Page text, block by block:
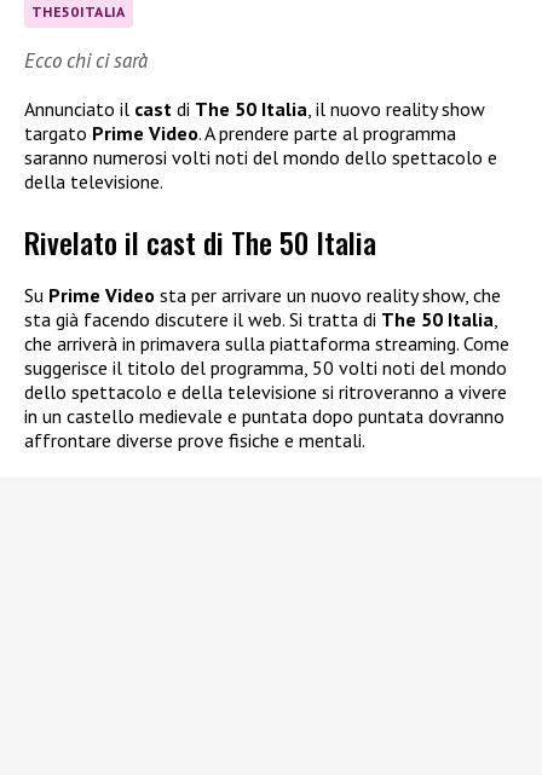
THE50ITALIA
Ecco chi ci sarà
Annunciato il cast di The 50 Italia , il nuovo reality show
targato Prime Video. A prendere parte al programma
saranno numerosi volti noti del mondo dello spettacolo e
della televisione.
Rivelato il cast di The 50 Italia
Su Prime Video sta per arrivare un nuovo reality show, che
sta già facendo discutere il web. Si tratta di The 50 Italia,
che arriverà in primavera sulla piattaforma streaming. Come
suggerisce il titolo del programma, 50 volti noti del mondo
dello spettacolo e della televisione si ritroveranno a vivere
in un castello medievale e puntata dopo puntata dovranno
affrontare diverse prove fisiche e mentali.